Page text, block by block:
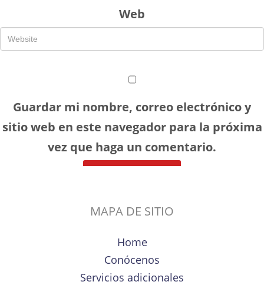
Web
Guardar mi nombre, correo electrónico y
sitio web en este navegador para la próxima
vez que haga un comentario.
MAPA DE SITIO
Home
Conócenos
Servicios adicionales